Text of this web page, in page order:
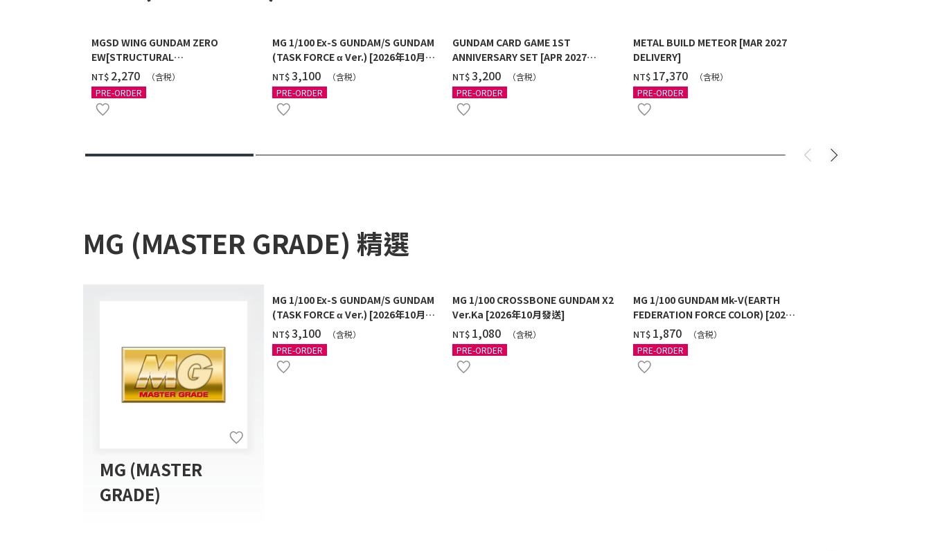
MGSD WING GUNDAM ZERO
EW[STRUCTURAL
COATING/BLACK] [2026年12月發送]
NT$ ‌2,270
（含税）
PRE-ORDER
MG 1/100 Ex-S GUNDAM/S GUNDAM
(TASK FORCE α Ver.) [2026年10月發
送]
NT$‌3,100
（含税）
PRE-ORDER
GUNDAM CARD GAME 1ST
ANNIVERSARY SET [APR 2027
DELIVERY]
NT$‌3,200
（含税）
PRE-ORDER
METAL BUILD METEOR [MAR 2027
DELIVERY]
NT$ ‌17,370
（含税）
PRE-ORDER
MG (MASTER GRADE) 精選
MG (MASTER
GRADE)
MG 1/100 Ex-S GUNDAM/S GUNDAM
(TASK FORCE α Ver.) [2026年10月發
送]
NT$‌3,100
（含税）
PRE-ORDER
MG 1/100 CROSSBONE GUNDAM X2
Ver.Ka [2026年10月發送]
NT$ ‌1,080
（含税）
PRE-ORDER
MG 1/100 GUNDAM Mk-V(EARTH
FEDERATION FORCE COLOR) [2026
年11月發送]
NT$ ‌1,870
（含税）
PRE-ORDER